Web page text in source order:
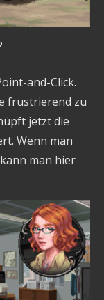
and-Click.
frustrierend zu
jetzt die
Wenn man
man hier